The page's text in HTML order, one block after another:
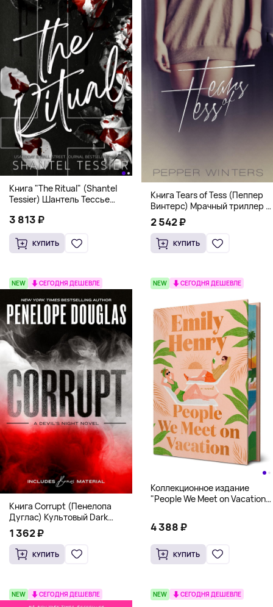
Книга "The Ritual" (Shantel
Tessier) Шантель Тессье
романс бестселлер (18+)
3 813 ₽
КУПИТЬ
Книга Tears of Tess (Пеппер
Винтерс) Мрачный триллер о
выживании и страсти (18+)
2 542 ₽
КУПИТЬ
NEW СЕГОДНЯ ДЕШЕВЛЕ
Книга Corrupt (Пенелопа
Дуглас) Культовый Dark
Romance бестселлер (18+)
1 362 ₽
КУПИТЬ
NEW СЕГОДНЯ ДЕШЕВЛЕ
Коллекционное издание
"People We Meet on Vacation"
Hardcover
4 388 ₽
КУПИТЬ
NEW СЕГОДНЯ ДЕШЕВЛЕ NEW СЕГОДНЯ ДЕШЕВЛЕ